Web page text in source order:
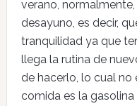
verano,
desayuno, es decir,
tranquilidad ya que
llega la rutina de
de hacerlo, lo cual no
comida es la